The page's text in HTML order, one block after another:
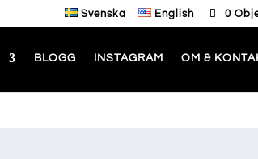
Svenska English 0
BLOGG INSTAGRAM OM &